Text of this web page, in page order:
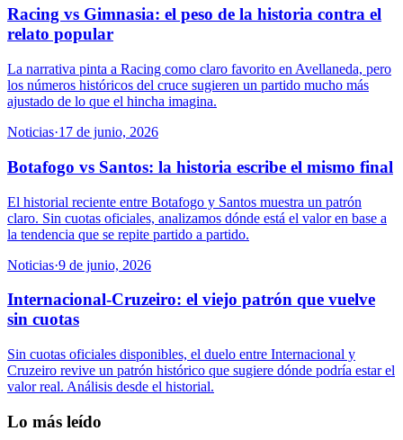
Racing vs Gimnasia: el peso de la historia contra el
relato popular
La narrativa pinta a Racing como claro favorito en Avellaneda, pero
los números históricos del cruce sugieren un partido mucho más
ajustado de lo que el hincha imagina.
Noticias·17 de junio, 2026
Botafogo vs Santos: la historia escribe el mismo final
El historial reciente entre Botafogo y Santos muestra un patrón
claro. Sin cuotas oficiales, analizamos dónde está el valor en base a
la tendencia que se repite partido a partido.
Noticias·9 de junio, 2026
Internacional-Cruzeiro: el viejo patrón que vuelve
sin cuotas
Sin cuotas oficiales disponibles, el duelo entre Internacional y
Cruzeiro revive un patrón histórico que sugiere dónde podría estar el
valor real. Análisis desde el historial.
Lo más leído